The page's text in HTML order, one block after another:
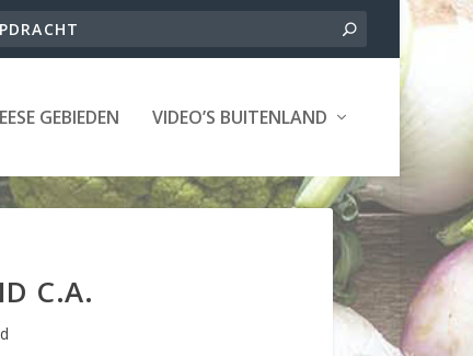
GEBIEDEN VIDEO’S BUITENLAND
C.A.